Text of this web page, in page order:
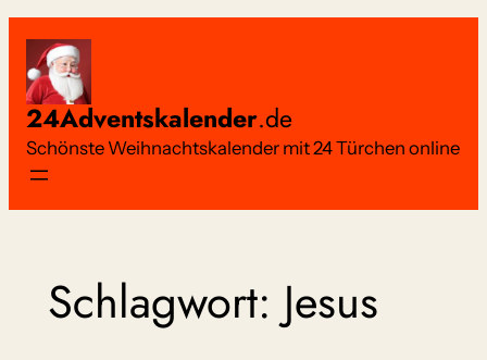
Inhalt
springen
24Adventskalender.de
Schönste Weihnachtskalender mit 24 Türchen online
Schlagwort: Jesus